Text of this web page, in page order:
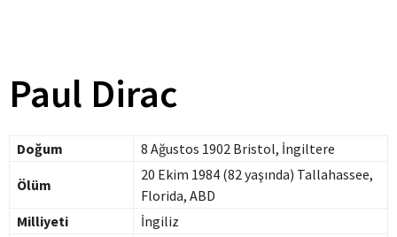
Paul Dirac
Doğum 8 Ağustos 1902 Bristol, İngiltere
Ölüm
20 Ekim 1984 (82 yaşında) Tallahassee,
Florida, ABD
Milliyeti
İngiliz